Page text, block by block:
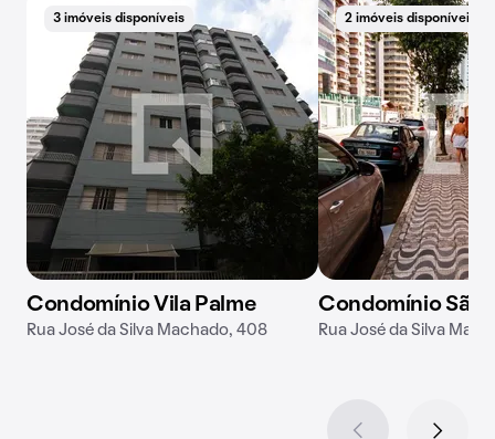
3 imóveis disponíveis
Condomínio Vila Palme
Rua José da Silva Machado, 408
2 imóveis disponíveis
Condomínio São
Rua José da Silva